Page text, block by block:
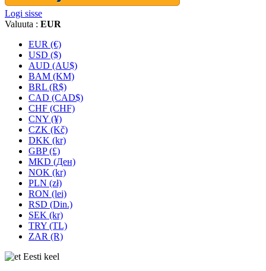
Logi sisse
Valuuta : EUR
EUR (€)
USD ($)
AUD (AU$)
BAM (KM)
BRL (R$)
CAD (CAD$)
CHF (CHF)
CNY (¥)
CZK (Kč)
DKK (kr)
GBP (£)
MKD (Ден)
NOK (kr)
PLN (zł)
RON (lei)
RSD (Din.)
SEK (kr)
TRY (TL)
ZAR (R)
Eesti keel